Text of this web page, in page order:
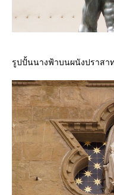
รูปปั้นนางฟ้าบนผนังปราสา